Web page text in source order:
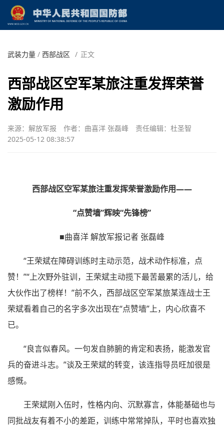
武装力量 / 西部战区 / 正文
西部战区空军某旅注重发挥荣誉
激励作用
来源：解放军报 作者：曲喜洋 张磊峰
责任编辑：杜圣智
2025-05-12 08:38:57
西部战区空军某旅注重发挥荣誉激励作用——
“点赞墙”辉映“先锋榜”
■曲喜洋 解放军报记者 张磊峰
“王荣斌在障碍训练时主动示范，战术动作标准，点
赞！”“上次野外驻训，王荣斌主动揽下最苦最累的活儿，给
大伙作出了榜样！”前不久，西部战区空军某旅某连战士王
荣斌看着自己的名字多次出现在“点赞墙”上，内心欣喜不
已。
“良言似春风。一句发自肺腑的肯定和表扬，能激发官
兵的奋进斗志。”谈及王荣斌的转变，该连指导员旺加很是
感慨。
王荣斌刚入伍时，性格内向、沉默寡言，体能基础也与
同批战友有着不小的差距，训练中常常掉队，平时也喜欢独